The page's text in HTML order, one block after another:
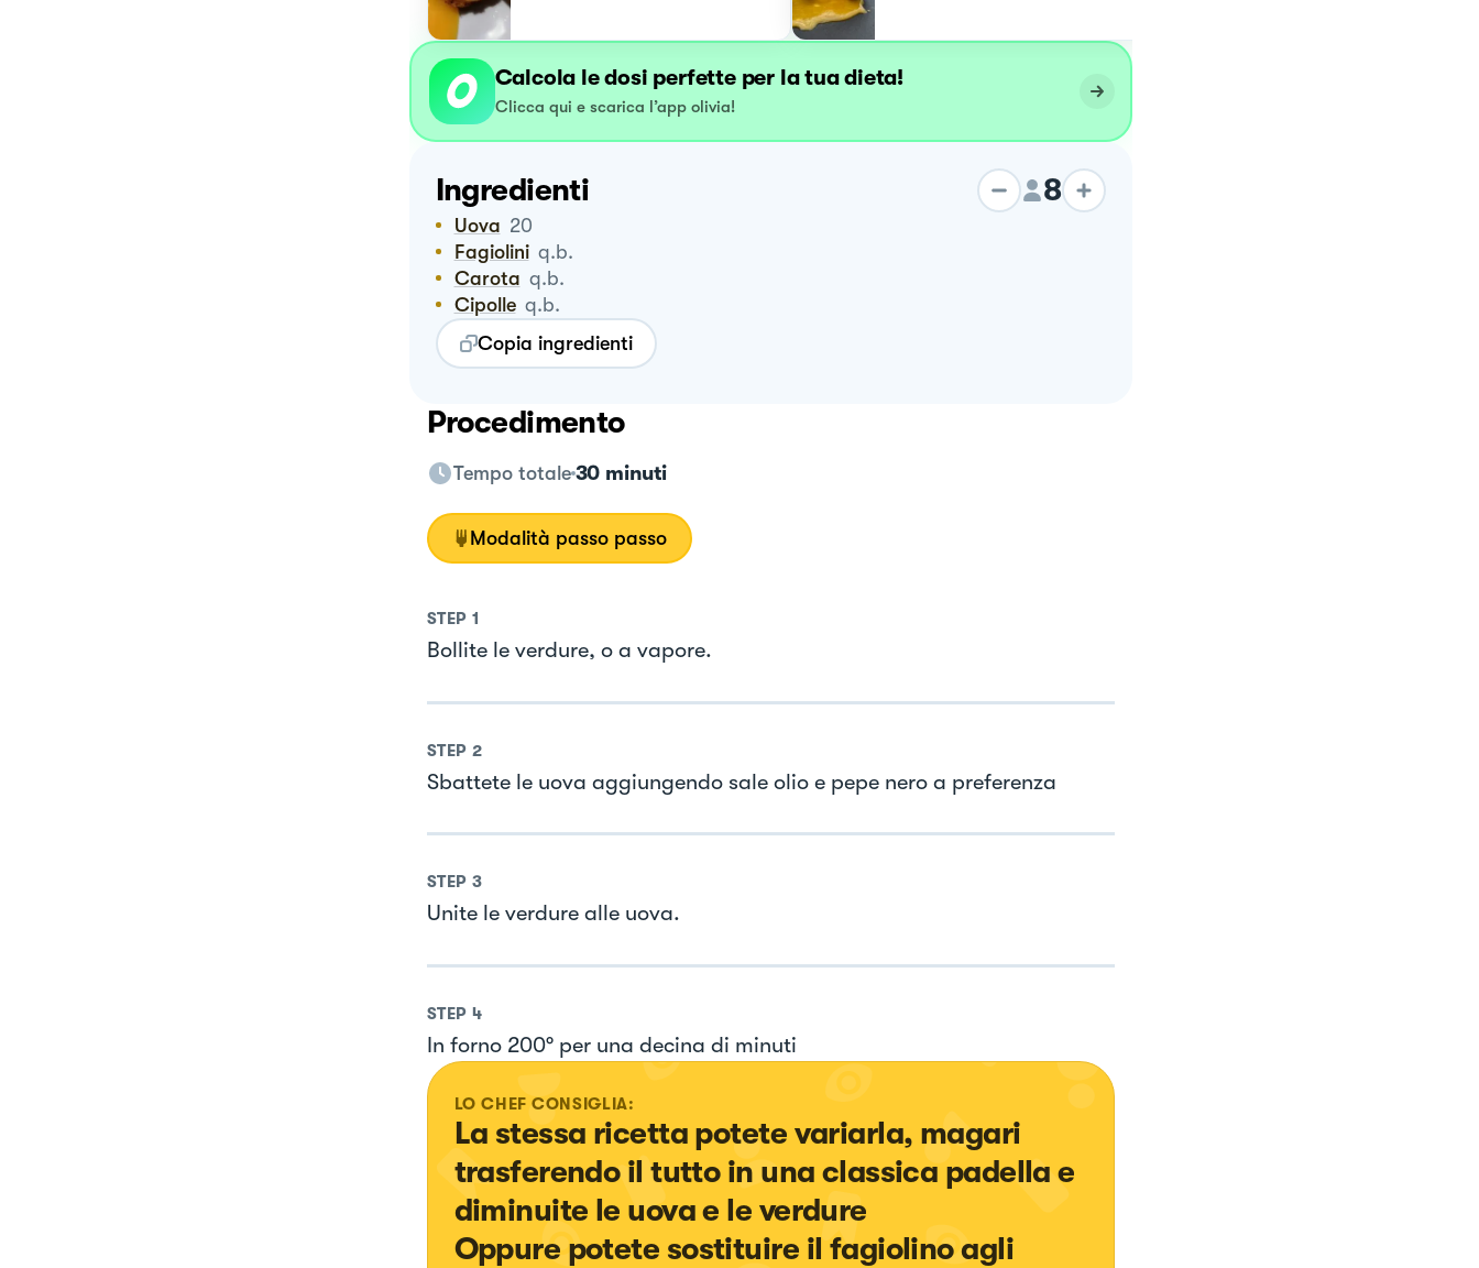
Calcola le dosi perfette per la tua dieta!
Clicca qui e scarica l’app olivia!
Ingredienti 8
Uova 20
Fagiolini q.b.
Carota q.b.
Cipolle q.b.
Copia ingredienti
Procedimento
Tempo totale 30 minuti
Modalità passo passo
STEP 1
Bollite le verdure, o a vapore.
STEP 2
Sbattete le uova aggiungendo sale olio e pepe nero a preferenza
STEP 3
Unite le verdure alle uova.
STEP 4
In forno 200° per una decina di minuti
LO CHEF CONSIGLIA:
La stessa ricetta potete variarla, magari
trasferendo il tutto in una classica padella e
diminuite le uova e le verdure
Oppure potete sostituire il fagiolino agli